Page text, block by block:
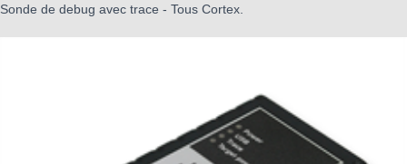
Sonde de debug avec trace - Tous Cortex.